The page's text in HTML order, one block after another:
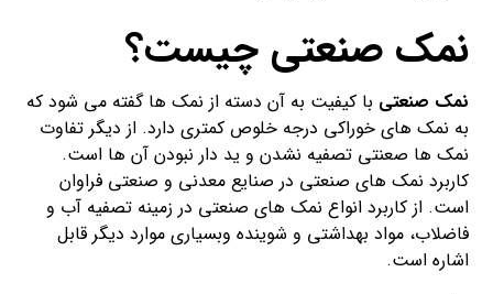
نمک صنعتی چیست؟
نمک صنعتی با کیفیت به آن دسته از نمک ها گفته می شود که
به نمک های خوراکی درجه خلوص کمتری دارد. از دیگر تفاوت
نمک ها صعنتی تصفیه نشدن و ید دار نبودن آن ها است.
کاربرد نمک های صنعتی در صنایع معدنی و صنعتی فراوان
است. از کاربرد انواع نمک های صنعتی در زمینه تصفیه آب و
فاضلاب، مواد بهداشتی و شوینده وبسیاری موارد دیگر قابل
اشاره است.